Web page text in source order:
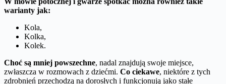
warianty jak:
Kola,
Kolka,
Kolek.
Choć są mniej powszechne, nadal znajdują swoje miejsce,
zwłaszcza w rozmowach z dziećmi. Co ciekawe, niektóre z tych
zdrobnień przechodzą na dorosłych i funkcjonują jako stałe